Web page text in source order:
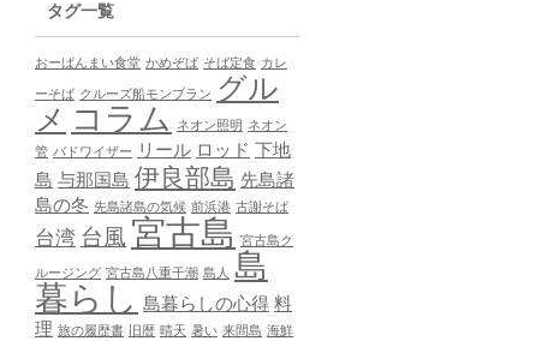
タグ一覧
おーばんまい食堂 かめぞば そば定食 カレ
ーそば クルーズ船モンブラン グル
メ コラム ネオン照明 ネオン
管 バドワイザー リール ロッド 下地
島 与那国島 伊良部島 先島諸
島の冬 先島諸島の気候 前浜港 古謝そば
台湾 台風 宮古島 宮古島ク
ルージング 宮古島八重干潮 島人
島
暮らし 島暮らしの心得 料
理 旅の履歴書 旧暦 晴天 暑い 来間島 海鮮